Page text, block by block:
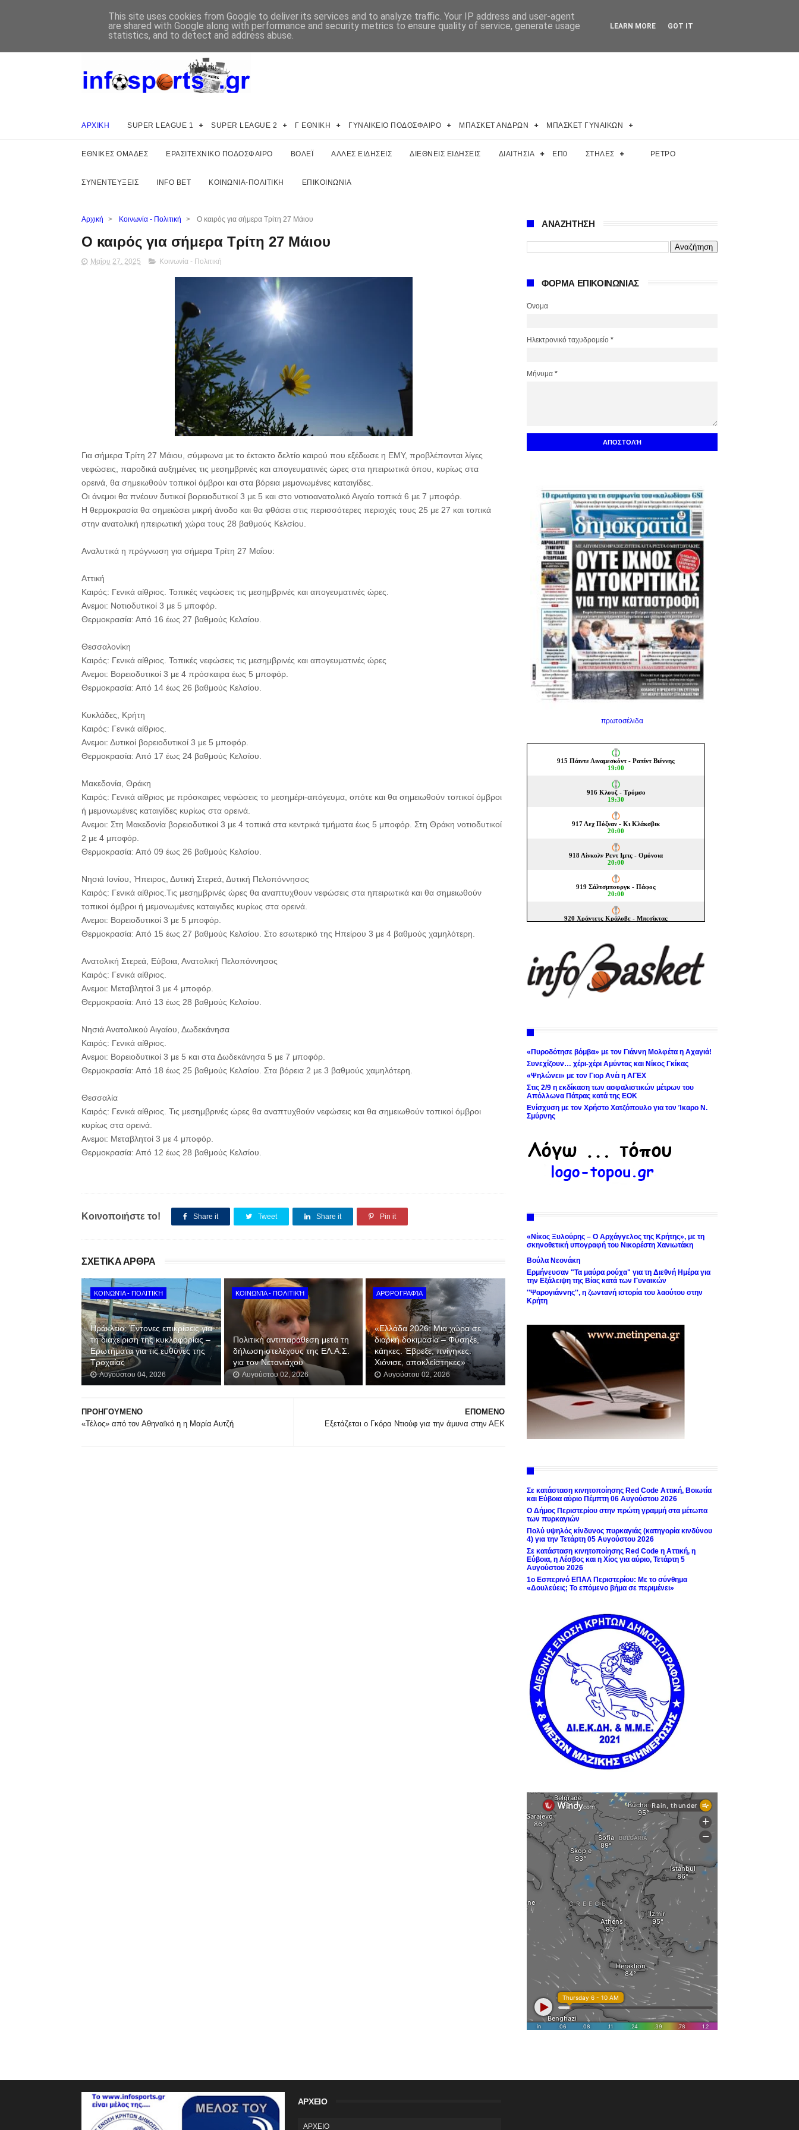
ΑΡΧΙΚΗ SUPER LEAGUE 1 SUPER LEAGUE 2 Γ ΕΘΝΙΚΗ ΓΥΝΑΙΚΕΙΟ ΠΟΔΟΣΦΑΙΡΟ ΜΠΑΣΚΕΤ ΑΝΔΡΩΝ ΜΠΑΣΚΕΤ ΓΥΝΑΙΚΩΝ
ΕΘΝΙΚΕΣ ΟΜΑΔΕΣ ΕΡΑΣΙΤΕΧΝΙΚΟ ΠΟΔΟΣΦΑΙΡΟ ΒΟΛΕΪ ΑΛΛΕΣ ΕΙΔΗΣΕΙΣ ΔΙΕΘΝΕΙΣ ΕΙΔΗΣΕΙΣ ΔΙΑΙΤΗΣΙΑ ΕΠ0 ΣΤΗΛΕΣ ΡΕΤΡΟ
ΣΥΝΕΝΤΕΥΞΕΙΣ INFO BET ΚΟΙΝΩΝΙΑ-ΠΟΛΙΤΙΚΗ ΕΠΙΚΟΙΝΩΝΙΑ
Αρχική > Κοινωνία - Πολιτική > Ο καιρός για σήμερα Τρίτη 27 Μάιου
Ο καιρός για σήμερα Τρίτη 27 Μάιου
Μαΐου 27, 2025 Κοινωνία - Πολιτική
Για σήμερα Τρίτη 27 Μάιου, σύμφωνα με το έκτακτο δελτίο καιρού που εξέδωσε η ΕΜΥ, προβλέπονται λίγες
νεφώσεις, παροδικά αυξημένες τις μεσημβρινές και απογευματινές ώρες στα ηπειρωτικά όπου, κυρίως στα
ορεινά, θα σημειωθούν τοπικοί όμβροι και στα βόρεια μεμονωμένες καταιγίδες.
Οι άνεμοι θα πνέουν δυτικοί βορειοδυτικοί 3 με 5 και στο νοτιοανατολικό Αιγαίο τοπικά 6 με 7 μποφόρ.
Η θερμοκρασία θα σημειώσει μικρή άνοδο και θα φθάσει στις περισσότερες περιοχές τους 25 με 27 και τοπικά
στην ανατολική ηπειρωτική χώρα τους 28 βαθμούς Κελσίου.
Αναλυτικά η πρόγνωση για σήμερα Τρίτη 27 Μαΐου:
Αττική
Καιρός: Γενικά αίθριος. Τοπικές νεφώσεις τις μεσημβρινές και απογευματινές ώρες.
Ανεμοι: Νοτιοδυτικοί 3 με 5 μποφόρ.
Θερμοκρασία: Από 16 έως 27 βαθμούς Κελσίου.
Θεσσαλονίκη
Καιρός: Γενικά αίθριος. Τοπικές νεφώσεις τις μεσημβρινές και απογευματινές ώρες
Ανεμοι: Βορειοδυτικοί 3 με 4 πρόσκαιρα έως 5 μποφόρ.
Θερμοκρασία: Από 14 έως 26 βαθμούς Κελσίου.
Κυκλάδες, Κρήτη
Καιρός: Γενικά αίθριος.
Ανεμοι: Δυτικοί βορειοδυτικοί 3 με 5 μποφόρ.
Θερμοκρασία: Από 17 έως 24 βαθμούς Κελσίου.
Μακεδονία, Θράκη
Καιρός: Γενικά αίθριος με πρόσκαιρες νεφώσεις το μεσημέρι-απόγευμα, οπότε και θα σημειωθούν τοπικοί όμβροι
ή μεμονωμένες καταιγίδες κυρίως στα ορεινά.
Ανεμοι: Στη Μακεδονία βορειοδυτικοί 3 με 4 τοπικά στα κεντρικά τμήματα έως 5 μποφόρ. Στη Θράκη νοτιοδυτικοί
2 με 4 μποφόρ.
Θερμοκρασία: Από 09 έως 26 βαθμούς Κελσίου.
Νησιά Ιονίου, Ήπειρος, Δυτική Στερεά, Δυτική Πελοπόννησος
Καιρός: Γενικά αίθριος.Τις μεσημβρινές ώρες θα αναπτυχθουν νεφώσεις στα ηπειρωτικά και θα σημειωθούν
τοπικοί όμβροι ή μεμονωμένες καταιγιδες κυρίως στα ορεινά.
Ανεμοι: Βορειοδυτικοί 3 με 5 μποφόρ.
Θερμοκρασία: Από 15 έως 27 βαθμούς Κελσίου. Στο εσωτερικό της Ηπείρου 3 με 4 βαθμούς χαμηλότερη.
Ανατολική Στερεά, Εύβοια, Ανατολική Πελοπόννησος
Καιρός: Γενικά αίθριος.
Ανεμοι: Μεταβλητοί 3 με 4 μποφόρ.
Θερμοκρασία: Από 13 έως 28 βαθμούς Κελσίου.
Νησιά Ανατολικού Αιγαίου, Δωδεκάνησα
Καιρός: Γενικά αίθριος.
Ανεμοι: Βορειοδυτικοί 3 με 5 και στα Δωδεκάνησα 5 με 7 μποφόρ.
Θερμοκρασία: Από 18 έως 25 βαθμούς Κελσίου. Στα βόρεια 2 με 3 βαθμούς χαμηλότερη.
Θεσσαλία
Καιρός: Γενικά αίθριος. Τις μεσημβρινές ώρες θα αναπτυχθούν νεφώσεις και θα σημειωθούν τοπικοί όμβροι
κυρίως στα ορεινά.
Ανεμοι: Μεταβλητοί 3 με 4 μποφόρ.
Θερμοκρασία: Από 12 έως 28 βαθμούς Κελσίου.
Κοινοποιήστε το! Share it Tweet Share it Pin it
ΣΧΕΤΙΚΑ ΑΡΘΡΑ
ΚΟΙΝΩΝΊΑ - ΠΟΛΙΤΙΚΉ
Ηράκλειο: Έντονες επικρίσεις για
τη διαχείριση της κυκλοφορίας –
Ερωτήματα για τις ευθύνες της
Τροχαίας
Αυγούστου 04, 2026
ΚΟΙΝΩΝΊΑ - ΠΟΛΙΤΙΚΉ
Πολιτική αντιπαράθεση μετά τη
δήλωση στελέχους της ΕΛ.Α.Σ.
για τον Νετανιάχου
Αυγούστου 02, 2026
ΑΡΘΡΟΓΡΑΦΊΑ
«Ελλάδα 2026: Μια χώρα σε
διαρκή δοκιμασία – Φύσηξε,
κάηκες. Έβρεξε, πνίγηκες.
Χιόνισε, αποκλείστηκες»
Αυγούστου 02, 2026
ΕΠΟΜΕΝΟ
Εξετάζεται ο Γκόρα Ντιούφ για την άμυνα στην ΑΕΚ
ΠΡΟΗΓΟΥΜΕΝΟ
«Τέλος» από τον Αθηναϊκό η η Μαρία Αυτζή
ΑΝΑΖΗΤΗΣΗ
ΦΟΡΜΑ ΕΠΙΚΟΙΝΩΝΙΑΣ
Όνομα
Ηλεκτρονικό ταχυδρομείο *
Μήνυμα *
πρωτοσέλιδα
«Πυροδότησε βόμβα» με τον Γιάννη Μολφέτα η Αχαγιά!
Συνεχίζουν… χέρι-χέρι Αμύντας και Νίκος Γκίκας
«Ψηλώνει» με τον Γιορ Ανέι η ΑΓΕΧ
Στις 2/9 η εκδίκαση των ασφαλιστικών μέτρων του
Απόλλωνα Πάτρας κατά της ΕΟΚ
Ενίσχυση με τον Χρήστο Χατζόπουλο για τον Ίκαρο Ν.
Σμύρνης
«Νίκος Ξυλούρης – Ο Αρχάγγελος της Κρήτης», με τη
σκηνοθετική υπογραφή του Νικορέστη Χανιωτάκη
Βούλα Νεονάκη
Ερμήνευσαν "Τα μαύρα ρούχα" για τη Διεθνή Ημέρα για
την Εξάλειψη της Βίας κατά των Γυναικών
''Ψαρογιάννης'', η ζωντανή ιστορία του λαούτου στην
Κρήτη
Σε κατάσταση κινητοποίησης Red Code Αττική, Βοιωτία
και Εύβοια αύριο Πέμπτη 06 Αυγούστου 2026
Ο Δήμος Περιστερίου στην πρώτη γραμμή στα μέτωπα
των πυρκαγιών
Πολύ υψηλός κίνδυνος πυρκαγιάς (κατηγορία κινδύνου
4) για την Τετάρτη 05 Αυγούστου 2026
Σε κατάσταση κινητοποίησης Red Code η Αττική, η
Εύβοια, η Λέσβος και η Χίος για αύριο, Τετάρτη 5
Αυγούστου 2026
1ο Εσπερινό ΕΠΑΛ Περιστερίου: Με το σύνθημα
«Δουλεύεις; Το επόμενο βήμα σε περιμένει»
ΑΡΧΕΙΟ
This site uses cookies from Google to deliver its services and to analyze traffic. Your IP address and user-agent
are shared with Google along with performance and security metrics to ensure quality of service, generate usage
statistics, and to detect and address abuse.
LEARN MORE GOT IT